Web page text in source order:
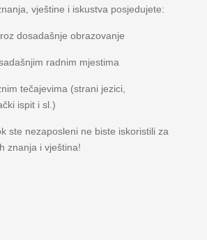
vještine i iskustva posjedujete:
dosadašnje obrazovanje
radnim mjestima
tečajevima (strani jezici,
ispit i sl.)
ste nezaposleni ne biste iskoristili za
znanja i vještina!